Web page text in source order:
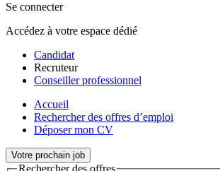
Se connecter
Accédez à votre espace dédié
Candidat
Recruteur
Conseiller professionnel
Accueil
Rechercher des offres d’emploi
Déposer mon CV
Votre prochain job
Rechercher des offres